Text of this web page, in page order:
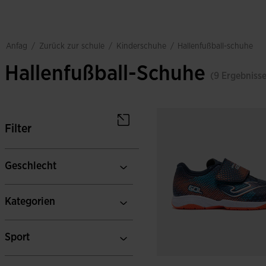
anfag / zurück zur schule / kinderschuhe / hallenfußball-schuhe
Hallenfußball-Schuhe (9
Filter
Geschlecht
Kategorien
Sport